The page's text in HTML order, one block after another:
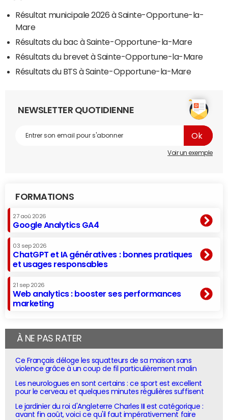
Résultat municipale 2026 à Sainte-Opportune-la-
Mare
Résultats du bac à Sainte-Opportune-la-Mare
Résultats du brevet à Sainte-Opportune-la-Mare
Résultats du BTS à Sainte-Opportune-la-Mare
NEWSLETTER QUOTIDIENNE
Voir un exemple
FORMATIONS
27 aoû 2026
Google Analytics GA4
03 sep 2026
ChatGPT et IA génératives : bonnes pratiques
et usages responsables
21 sep 2026
Web analytics : booster ses performances
marketing
À NE PAS RATER
Ce Français déloge les squatteurs de sa maison sans
violence grâce à un coup de fil particulièrement malin
Les neurologues en sont certains : ce sport est excellent
pour le cerveau et quelques minutes régulières suffisent
Le jardinier du roi d'Angleterre Charles III est catégorique :
avant fin août, voici ce qu'il faut impérativement faire